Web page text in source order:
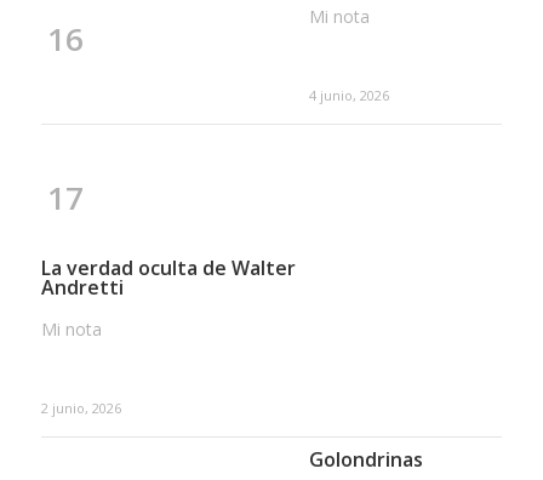
16 Mi nota
4 junio, 2026
17
La verdad oculta de Walter
Andretti
Mi nota
2 junio, 2026
Golondrinas